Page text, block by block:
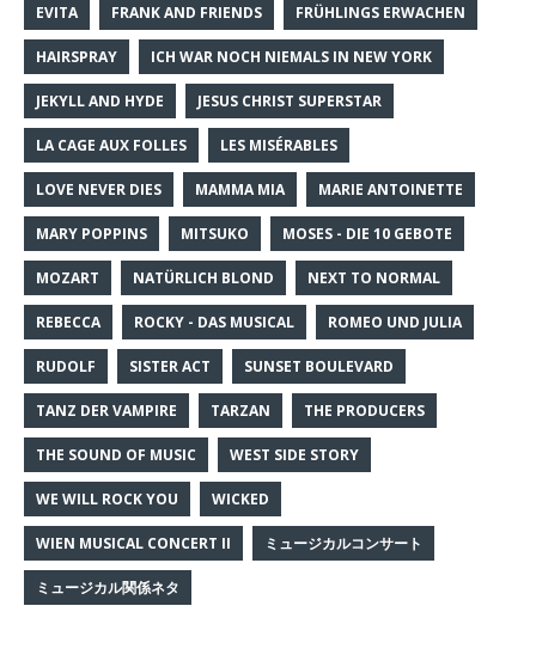
EVITA FRANK AND FRIENDS FRÜHLINGS ERWACHEN
HAIRSPRAY ICH WAR NOCH NIEMALS IN NEW YORK
JEKYLL AND HYDE JESUS CHRIST SUPERSTAR
LA CAGE AUX FOLLES LES MISÉRABLES
LOVE NEVER DIES MAMMA MIA MARIE ANTOINETTE
MARY POPPINS MITSUKO MOSES - DIE 10 GEBOTE
MOZART NATÜRLICH BLOND NEXT TO NORMAL
REBECCA ROCKY - DAS MUSICAL ROMEO UND JULIA
RUDOLF SISTER ACT SUNSET BOULEVARD
TANZ DER VAMPIRE TARZAN THE PRODUCERS
THE SOUND OF MUSIC WEST SIDE STORY
WE WILL ROCK YOU WICKED
WIEN MUSICAL CONCERT II ミュージカルコンサート
ミュージカル関係ネタ